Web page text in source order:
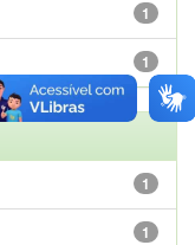
1
1
1
1